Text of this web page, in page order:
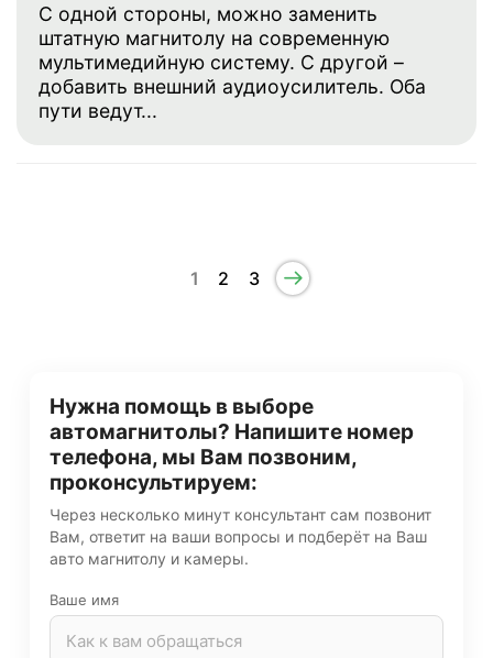
С одной стороны, можно заменить
штатную магнитолу на современную
мультимедийную систему. С другой –
добавить внешний аудиоусилитель. Оба
пути ведут...
1 2 3
Нужна помощь в выборе
автомагнитолы? Напишите номер
телефона, мы Вам позвоним,
проконсультируем:
Через несколько минут консультант сам позвонит
Вам, ответит на ваши вопросы и подберёт на Ваш
авто магнитолу и камеры.
Ваше имя